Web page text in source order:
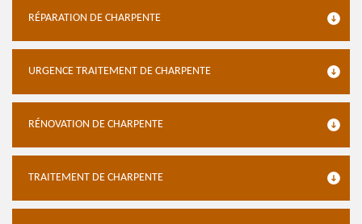
RÉPARATION DE CHARPENTE
URGENCE TRAITEMENT DE CHARPENTE
RÉNOVATION DE CHARPENTE
TRAITEMENT DE CHARPENTE